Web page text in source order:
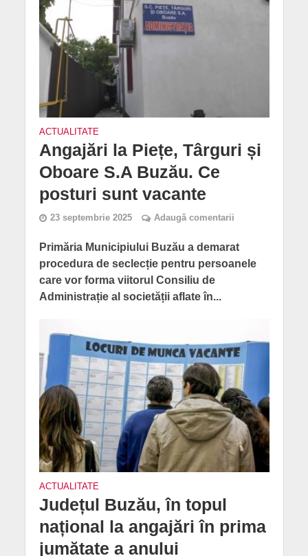
ACTUALITATE
Angajări la Piețe, Târguri și
Oboare S.A Buzău. Ce
posturi sunt vacante
23 septembrie 2025 Adaugă comentarii
Primăria Municipiului Buzău a demarat
procedura de seclecție pentru persoanele
care vor forma viitorul Consiliu de
Administrație al societății aflate în...
ACTUALITATE
Județul Buzău, în topul
național la angajări în prima
jumătate a anului